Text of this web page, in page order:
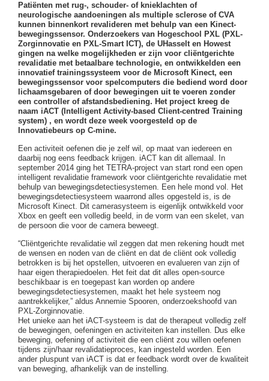
Patiënten met rug-, schouder- of knieklachten of
neurologische aandoeningen als multiple sclerose of CVA
kunnen binnenkort revalideren met behulp van een Kinect-
bewegingssensor. Onderzoekers van Hogeschool PXL (PXL-
Zorginnovatie en PXL-Smart ICT), de UHasselt en Howest
gingen na welke mogelijkheden er zijn voor cliëntgerichte
revalidatie met betaalbare technologie, en ontwikkelden een
innovatief trainingssysteem voor de Microsoft Kinect, een
bewegingssensor voor spelcomputers die bediend word door
lichaamsgebaren of door bewegingen uit te voeren zonder
een controller of afstandsbediening. Het project kreeg de
naam iACT (Intelligent Activity-based Client-centred Training
system) , en wordt deze week voorgesteld op de
Innovatiebeurs op C-mine.
Een activiteit oefenen die je zelf wil, op maat van iedereen en
daarbij nog eens feedback krijgen. iACT kan dit allemaal. In
september 2014 ging het TETRA-project van start rond een open
intelligent revalidatie framework voor cliëntgerichte revalidatie met
behulp van bewegingsdetectiesystemen. Een hele mond vol. Het
bewegingsdetectiesysteem waarrond alles opgesteld is, is de
Microsoft Kinect. Dit camerasysteem is eigenlijk ontwikkeld voor
Xbox en geeft een volledig beeld, in de vorm van een skelet, van
de persoon die voor de camera beweegt.
“Cliëntgerichte revalidatie wil zeggen dat men rekening houdt met
de wensen en noden van de cliënt en dat de cliënt ook volledig
betrokken is bij het opstellen, uitvoeren en evalueren van zijn of
haar eigen therapiedoelen. Het feit dat dit alles open-source
beschikbaar is en toegepast kan worden op andere
bewegingsdetectiesystemen, maakt het hele systeem nog
aantrekkelijker,” aldus Annemie Spooren, onderzoekshoofd van
PXL-Zorginnovatie.
Het unieke aan het iACT-systeem is dat de therapeut volledig zelf
de bewegingen, oefeningen en activiteiten kan instellen. Dus elke
beweging, oefening of activiteit die een cliënt zou willen oefenen
tijdens zijn/haar revalidatieproces, kan ingesteld worden. Een
ander pluspunt van iACT is dat er feedback wordt over de kwaliteit
van beweging, afhankelijk van de instelling.